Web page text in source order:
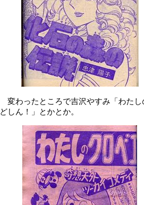
変わったところで吉沢やすみ「わた
どしん！」とかとか。